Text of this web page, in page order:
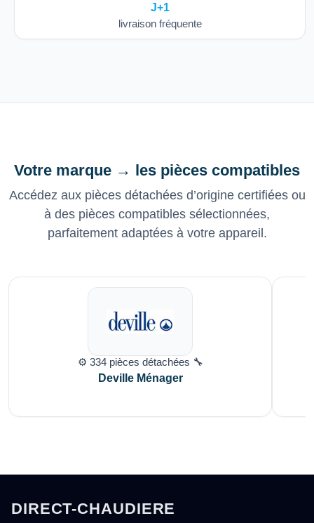
J+1
livraison fréquente
Votre marque → les pièces compatibles
Accédez aux pièces détachées d’origine certifiées ou
à des pièces compatibles sélectionnées,
parfaitement adaptées à votre appareil.
⚙️ 334 pièces détachées 🔧
Deville Ménager
DIRECT-CHAUDIERE